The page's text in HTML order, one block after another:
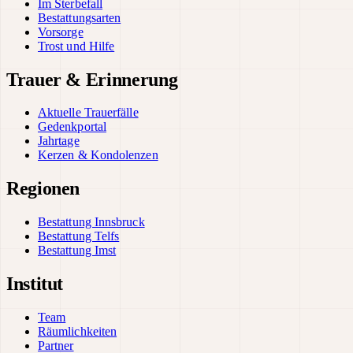
Im Sterbefall
Bestattungsarten
Vorsorge
Trost und Hilfe
Trauer & Erinnerung
Aktuelle Trauerfälle
Gedenkportal
Jahrtage
Kerzen & Kondolenzen
Regionen
Bestattung Innsbruck
Bestattung Telfs
Bestattung Imst
Institut
Team
Räumlichkeiten
Partner